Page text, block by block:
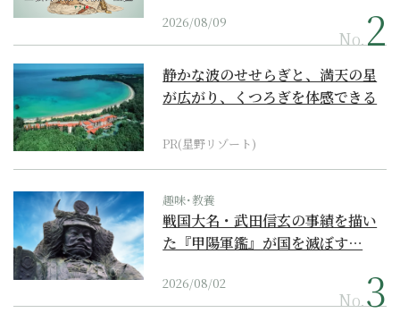
2026/08/09
No.
静かな波のせせらぎと、満天の星
が広がり、くつろぎを体感できる
PR(星野リゾート)
趣味･教養
戦国大名・武田信玄の事績を描い
た『甲陽軍鑑』が国を滅ぼす…
2026/08/02
No.